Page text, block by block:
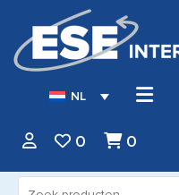
NL
0 0